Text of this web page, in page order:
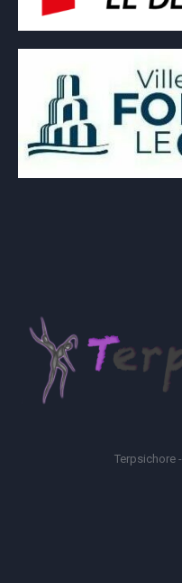
Terpsichore